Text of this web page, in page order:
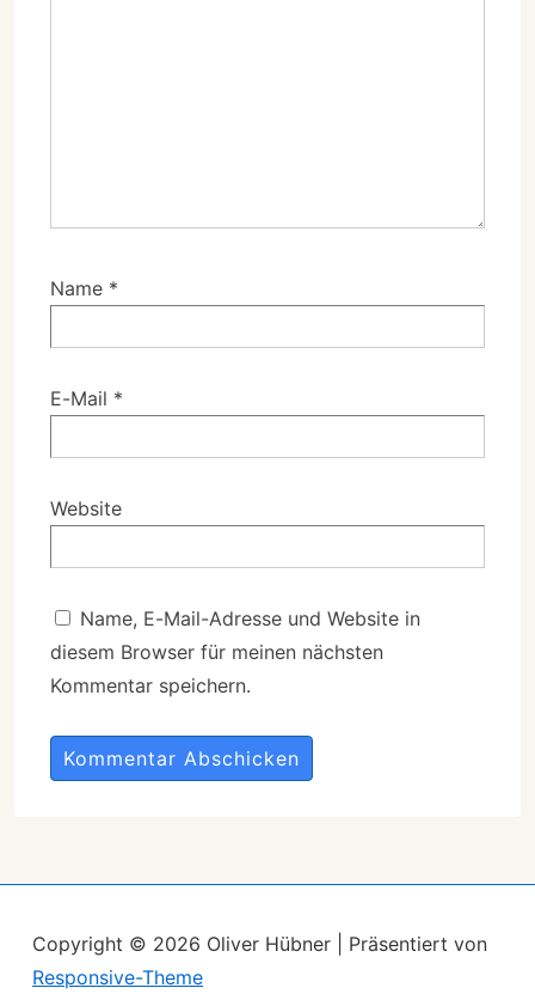
Name *
E-Mail *
Website
Name, E-Mail-Adresse und Website in
diesem Browser für meinen nächsten
Kommentar speichern.
Copyright © 2026 Oliver Hübner
| Präsentiert von
Responsive-Theme